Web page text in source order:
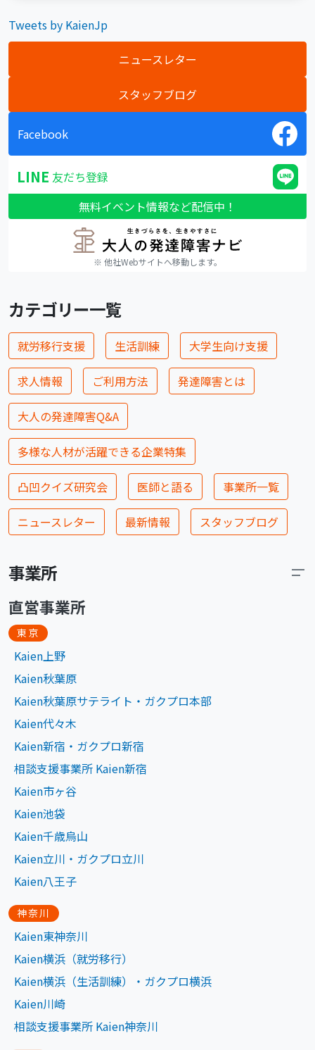
Tweets by KaienJp
ニュースレター
スタッフブログ
Facebook
LINE 友だち登録
無料イベント情報など配信中！
※ 他社Webサイトへ移動します。
カテゴリー一覧
就労移行支援 生活訓練 大学生向け支援
求人情報 ご利用方法 発達障害とは
大人の発達障害Q&A
多様な人材が活躍できる企業特集
凸凹クイズ研究会 医師と語る 事業所一覧
ニュースレター 最新情報 スタッフブログ
事業所
直営事業所
東京
Kaien上野
Kaien秋葉原
Kaien秋葉原サテライト・ガクプロ本部
Kaien代々木
Kaien新宿・ガクプロ新宿
相談支援事業所 Kaien新宿
Kaien市ヶ谷
Kaien池袋
Kaien千歳烏山
Kaien立川・ガクプロ立川
Kaien八王子
神奈川
Kaien東神奈川
Kaien横浜（就労移行）
Kaien横浜（生活訓練）・ガクプロ横浜
Kaien川崎
相談支援事業所 Kaien神奈川